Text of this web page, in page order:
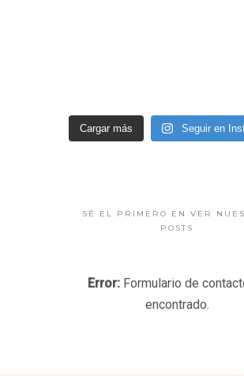
Cargar más Seguir en
SÉ EL PRIMERO EN VER
POSTS
Error: Formulario de
encontrado.